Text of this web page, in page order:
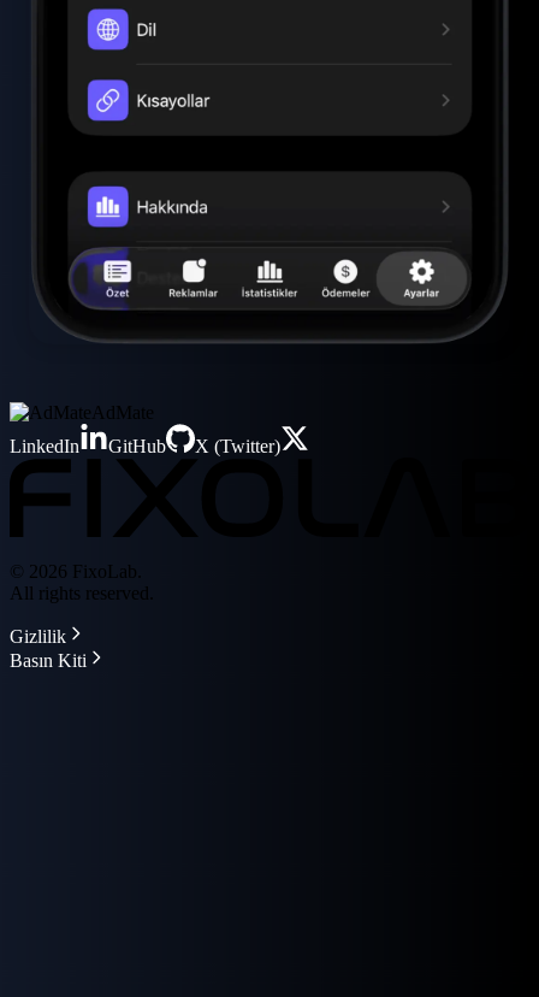
AdMate
LinkedIn
GitHub X (Twitter)
© 2026 FixoLab.
All rights reserved.
Gizlilik
Basın Kiti